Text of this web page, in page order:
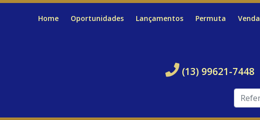
Home Oportunidades Lançamentos Permuta Venda
(13) 99621-7448